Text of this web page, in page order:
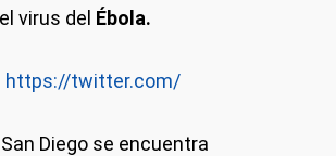
virus del Ébola.
https://twitter.com/
Diego se encuentra